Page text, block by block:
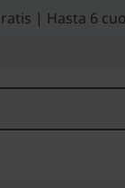
| Hasta 6